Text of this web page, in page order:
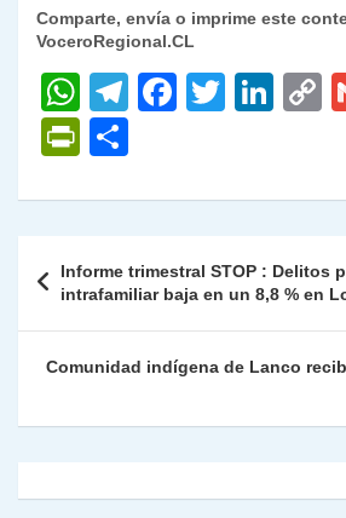
Comparte, envía o imprime este
VoceroRegional.CL
W
h
at
s
p
p
T
gr
m
F
e
o
o
k
T
er
Li
e
n
y
n
k
P
nt
Fr
ie
n
dl
m
p
ar
tir
de
entradas
Informe trimestral STOP : Delitos
intrafamiliar baja en un 8,8 % en
Comunidad indígena de Lanco